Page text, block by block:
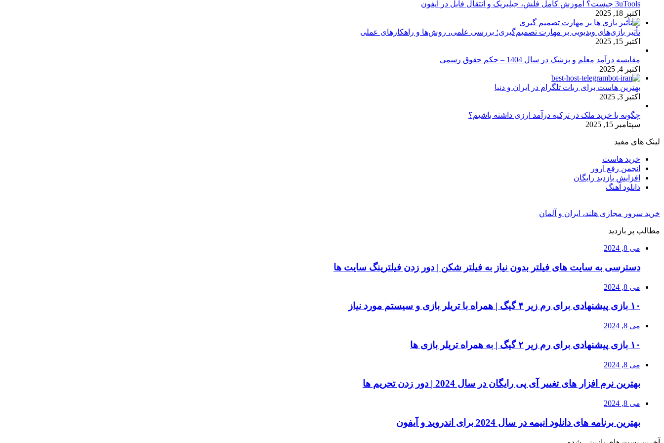
3uTools چیست؟ آموزش کامل فلش، جیلبریک و انتقال فایل در آیفون
اکتبر 18, 2025
تأثیر بازی‌های ویدیویی بر مهارت تصمیم‌گیری؛ بررسی علمی، روش‌ها و راهکارهای عملی
اکتبر 15, 2025
مقایسه درآمد معلم و پزشک در سال 1404 – حکم حقوق رسمی
اکتبر 4, 2025
بهترین هاست برای ربات تلگرام در ایران و دنیا
اکتبر 3, 2025
چگونه با خرید ملک در ترکیه درآمد ارزی داشته باشیم؟
سپتامبر 15, 2025
لینک های مفید
خرید هاست
انجمن رفع ارور
افزایش بازدید رایگان
دانلود آهنگ
خرید سرور مجازی هلند، ایران و آلمان
مطالب پر بازدید
می 8, 2024
دسترسی به سایت های فیلتر بدون نیاز به فیلتر شکن | دور زدن فیلترینگ سایت ها
می 8, 2024
۱۰ بازی پیشنهادی برای رم زیر ۴ گیگ | همراه با تریلر بازی و سیستم مورد نیاز
می 8, 2024
۱۰ بازی پیشنهادی برای رم زیر ۲ گیگ | به همراه تریلر بازی ها
می 8, 2024
بهترین نرم افزار های تغییر آی پی رایگان در سال 2024 | دور زدن تحریم ها
می 8, 2024
بهترین برنامه های دانلود انیمه در سال 2024 برای اندروید و آیفون